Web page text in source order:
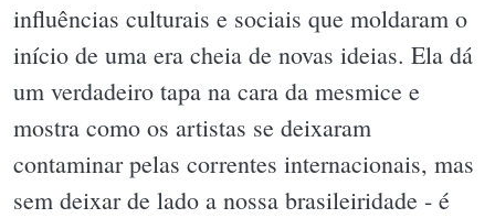
influências culturais e sociais que moldaram o
início de uma era cheia de novas ideias. Ela dá
um verdadeiro tapa na cara da mesmice e
mostra como os artistas se deixaram
contaminar pelas correntes internacionais, mas
sem deixar de lado a nossa brasileiridade - é